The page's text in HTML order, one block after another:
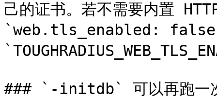
己的证书。若不需要内置
`web.tls_enabled:
### `-initdb` 可以再跑一